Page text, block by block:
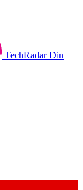
TechRadar Din